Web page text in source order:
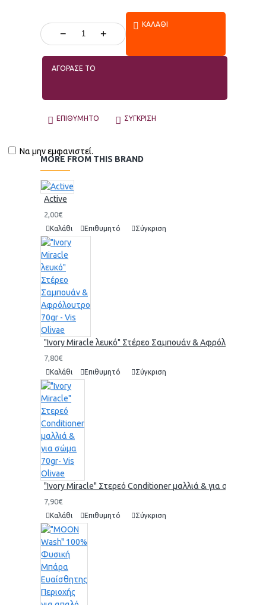
Να μην εμφανιστεί.
− +
ΚΑΛΆΘΙ
ΑΓΟΡΑΣΕ ΤΟ
ΕΠΙΘΥΜΗΤΌ ΣΎΓΚΡΙΣΗ
MORE FROM THIS BRAND
Active
2,00€
Καλάθι Επιθυμητό Σύγκριση
"Ivory Miracle λευκό" Στέρεο Σαμπουάν & Αφρόλουτρο
7,80€
Καλάθι Επιθυμητό Σύγκριση
"Ivory Miracle" Στερεό Conditioner μαλλιά & για σώμα
7,90€
Καλάθι Επιθυμητό Σύγκριση